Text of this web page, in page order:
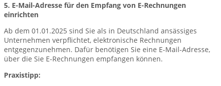
5. E-Mail-Adresse für den Empfang von E-Rechnungen
einrichten
Ab dem 01.01.2025 sind Sie als in Deutschland ansässiges
Unternehmen verpflichtet, elektronische Rechnungen
entgegenzunehmen. Dafür benötigen Sie eine E-Mail-Adresse,
über die Sie E-Rechnungen empfangen können.
Praxistipp: